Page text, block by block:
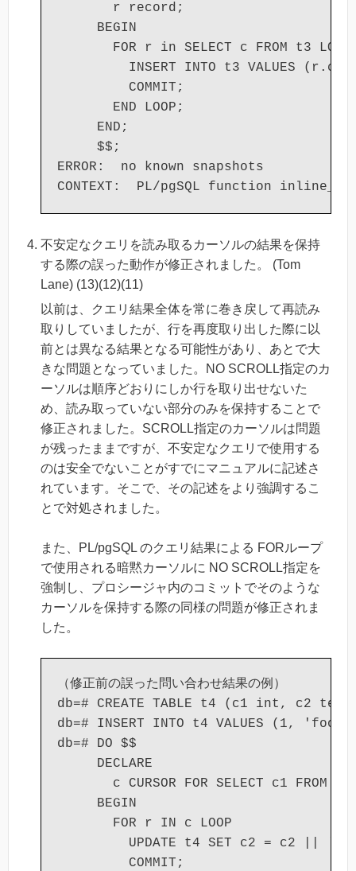
       r record;
     BEGIN
       FOR r in SELECT c FROM t3 LOOP
         INSERT INTO t3 VALUES (r.c);
         COMMIT;
       END LOOP;
     END;
     $$;
ERROR:  no known snapshots
不安定なクエリを読み取るカーソルの結果を保持
する際の誤った動作が修正されました。 (Tom
Lane) (13)(12)(11)
以前は、クエリ結果全体を常に巻き戻して再読み
取りしていましたが、行を再度取り出した際に以
前とは異なる結果となる可能性があり、あとで大
きな問題となっていました。NO SCROLL指定のカ
ーソルは順序どおりにしか行を取り出せないた
め、読み取っていない部分のみを保持することで
修正されました。SCROLL指定のカーソルは問題
が残ったままですが、不安定なクエリで使用する
のは安全でないことがすでにマニュアルに記述さ
れています。そこで、その記述をより強調するこ
とで対処されました。
また、PL/pgSQL のクエリ結果による FORループ
で使用される暗黙カーソルに NO SCROLL指定を
強制し、プロシージャ内のコミットでそのような
カーソルを保持する際の同様の問題が修正されま
した。
（修正前の誤った問い合わせ結果の例）
db=# CREATE TABLE t4 (c1 int, c2
db=# INSERT INTO t4 VALUES (1,
db=# DO $$
     DECLARE
c CURSOR FOR SELECT c1 FROM
     BEGIN
       FOR r IN c LOOP
UPDATE t4 SET c2 = c2 || '
         COMMIT;